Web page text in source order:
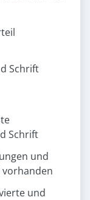
Schrift
Schrift
und
und